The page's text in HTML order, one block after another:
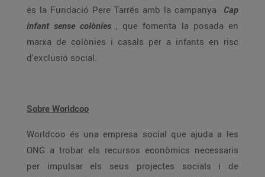
és la Fundació Pere Tarrés amb la campanya
Cap
infant sense colònies , que fomenta la posada en
marxa de colònies i casals per a infants en risc
d'exclusió social.
Sobre Worldcoo
Worldcoo és una empresa social que ajuda a les
ONG a trobar els recursos econòmics necessaris
per impulsar els seus projectes socials i de